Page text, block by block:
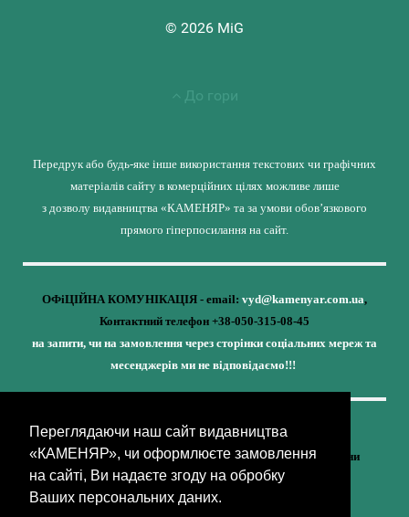
Переглядаючи наш сайт видавництва
«КАМЕНЯР», чи оформлюєте замовлення
на сайті, Ви надаєте згоду на обробку
Ваших персональних даних.
© 2026 MiG
До гори
Передрук або будь-яке інше використання текстових чи графічних
матеріалів сайту в комерційних цілях можливе лише
з дозволу видавництва «КАМЕНЯР» та за умови обов’язкового
прямого гіперпосилання на сайт.
ОФіЦІЙНА КОМУНІКАЦІЯ - email: vyd@kamenyar.com.ua,
Контактний телефон +38-050-315-08-45
на запити, чи на замовлення через сторінки соціальних мереж та
месенджерів ми не відповідаємо!!!
Кожне наше видання - це внесок у спротив,
у збереження ідентичності та неминучу перемогу України
(видавництво «КАМЕНЯР»)